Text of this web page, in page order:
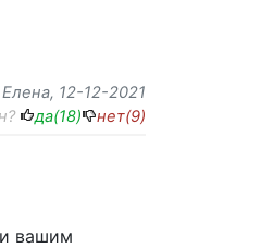
Елена, 12-12-2021
да(18) нет(9)
вашим